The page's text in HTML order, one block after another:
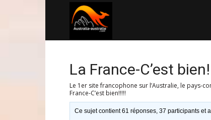
La France-C’est
Le 1er site francophone sur l’Australie, le pays-
France-C’est bien!!!!!
Ce sujet contient 61 réponses, 37 participants et